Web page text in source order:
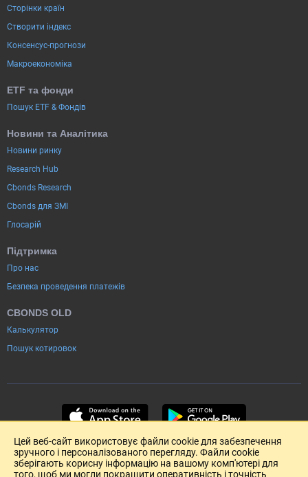
Сторінки країн
Створити індекс
Консенсус-прогнози
Макроекономіка
ETF та фонди
Пошук ETF & Фондів
Новини та Аналітика
Новини ринку
Research Hub
Cbonds Research
Cbonds для ЗМІ
Глосарій
Підтримка
Про нас
Безпека проведення платежів
CBONDS OLD
Калькулятор
Пошук котировок
Цей веб-сайт використовує файли cookie для забезпечення
зручного і персоналізованого перегляду. Файли cookie
зберігають корисну інформацію на вашому комп'ютері для
того, щоб ми могли покращити оперативність і точність